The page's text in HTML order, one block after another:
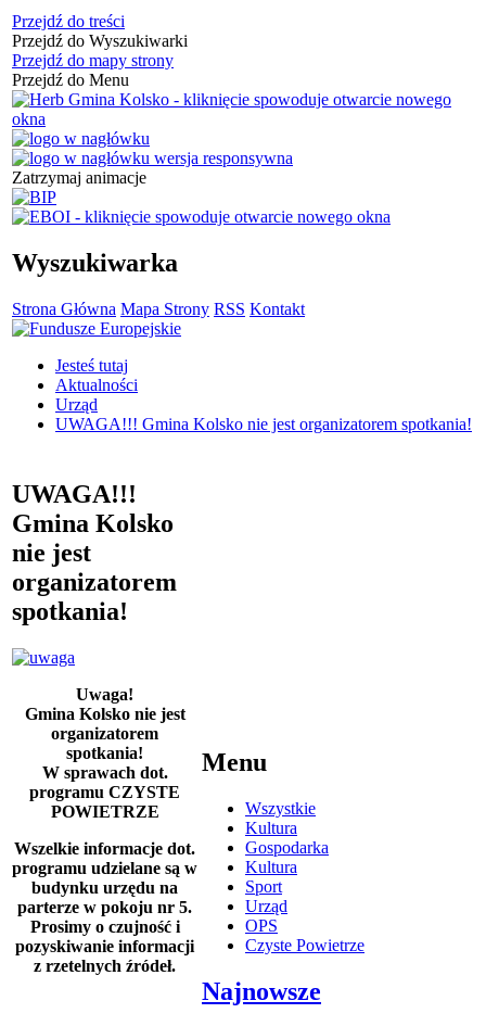
Przejdź do treści
Przejdź do Wyszukiwarki
Przejdź do mapy strony
Przejdź do Menu
Zatrzymaj animacje
Wyszukiwarka
Strona Główna Mapa Strony RSS Kontakt
Jesteś tutaj
Aktualności
Urząd
UWAGA!!! Gmina Kolsko nie jest organizatorem spotkania!
UWAGA!!!
Gmina Kolsko
nie jest
organizatorem
spotkania!
Uwaga!
Gmina Kolsko nie jest
organizatorem
spotkania!
W sprawach dot.
programu CZYSTE
POWIETRZE
Wszelkie informacje dot.
programu udzielane są w
budynku urzędu na
parterze w pokoju nr 5.
Prosimy o czujność i
pozyskiwanie informacji
z rzetelnych źródeł.
Menu
Wszystkie
Kultura
Gospodarka
Kultura
Sport
Urząd
OPS
Czyste Powietrze
Najnowsze